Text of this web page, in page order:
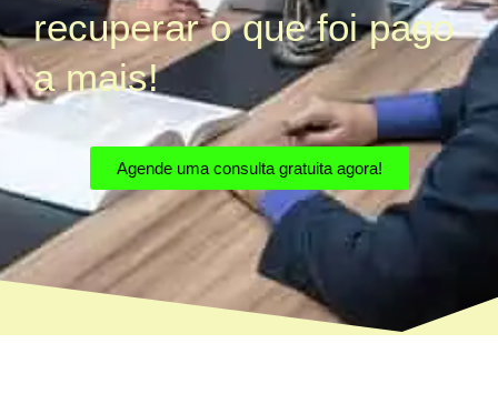
recuperar o que foi pago
a mais!
Agende uma consulta gratuita agora!